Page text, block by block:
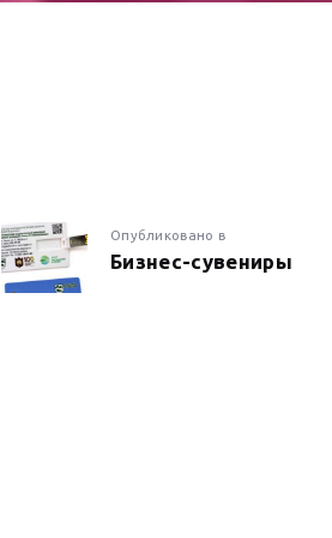
Опубликовано вПредыдущая
запись:
Бизнес-сувениры